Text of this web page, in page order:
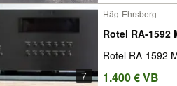
7
Häg-Ehrsberg
Rotel RA-1592
Rotel RA-1592
1.400 € VB